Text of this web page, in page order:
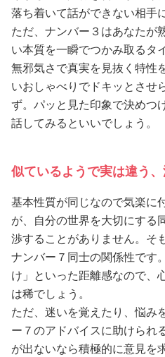
落ち着いて話ができない相手
ただ、ナンバー３はあなたが
い本質を一瞬でつかみ取るタ
無邪気さで真実を見抜く特性
いおしゃべりでドキッとさせ
ず。パッと見た印象で決めつ
話してみるといいでしょう。
似ているようで実は違う
基本性質が同じなので気楽に
が、自分の世界を大切にする
渉することがありません。そ
ナンバー７同士の関係性です
け」といった距離感なので、
は稀でしょう。
ただ、迷いを覚えたり、悩み
ー７のアドバイスに助けられ
が出ないなら積極的に意見を